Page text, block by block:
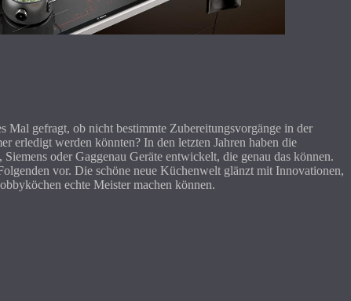
Mal gefragt, ob nicht bestimmte Zubereitungsvorgänge in der
erledigt werden könnten? In den letzten Jahren haben die
oder Gaggenau Geräte entwickelt, die genau das können.
vor. Die schöne neue Küchenwelt glänzt mit Innovationen,
echte Meister machen können.